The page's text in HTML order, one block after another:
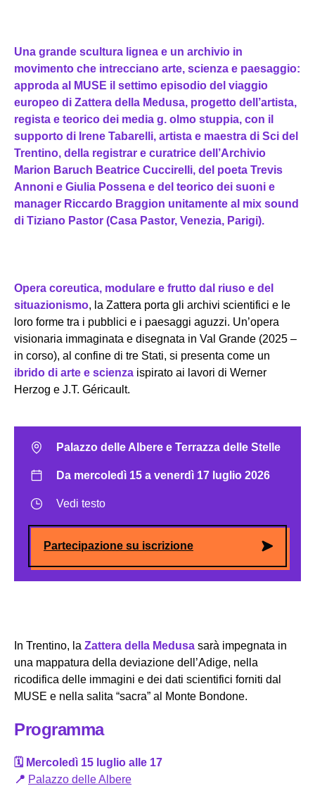
Una grande scultura lignea e un archivio in
movimento che intrecciano arte, scienza e paesaggio:
approda al MUSE il settimo episodio del viaggio
europeo di Zattera della Medusa, progetto dell’artista,
regista e teorico dei media g. olmo stuppia, con il
supporto di Irene Tabarelli, artista e maestra di Sci del
Trentino, della registrar e curatrice dell’Archivio
Marion Baruch Beatrice Cuccirelli, del poeta Trevis
Annoni e Giulia Possena e del teorico dei suoni e
manager Riccardo Braggion unitamente al mix sound
di Tiziano Pastor (Casa Pastor, Venezia, Parigi).
Opera coreutica, modulare e frutto dal riuso e del
situazionismo, la Zattera porta gli archivi scientifici e le
loro forme tra i pubblici e i paesaggi aguzzi. Un’opera
visionaria immaginata e disegnata in Val Grande (2025 –
in corso), al confine di tre Stati, si presenta come un
ibrido di arte e scienza ispirato ai lavori di Werner
Herzog e J.T. Géricault.
Palazzo delle Albere e Terrazza delle Stelle
Da mercoledì 15 a venerdì 17 luglio 2026
Vedi testo
Partecipazione su iscrizione
In Trentino, la Zattera della Medusa sarà impegnata in
una mappatura della deviazione dell’Adige, nella
ricodifica delle immagini e dei dati scientifici forniti dal
MUSE e nella salita “sacra” al Monte Bondone.
Programma
🗓️ Mercoledì 15 luglio alle 17
📍 Palazzo delle Albere